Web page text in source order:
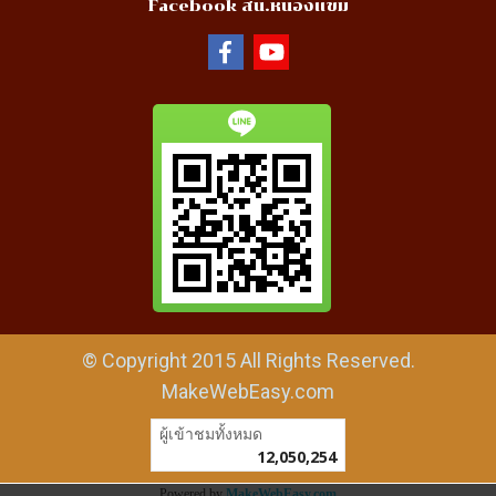
Facebook สน.หนองแขม
© Copyright 2015 All Rights Reserved.
MakeWebEasy.com
ผู้เข้าชมทั้งหมด
12,050,254